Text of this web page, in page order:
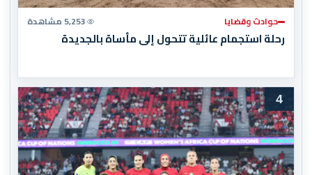
حوادث وقضايا 5,253 مشاهدة
رحلة استجمام عائلية تتحول إلى مأساة بالجديدة
4